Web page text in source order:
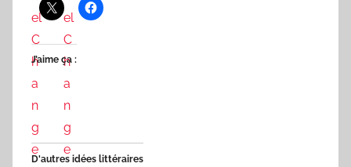
J’aime ça :
D'autres idées littéraires